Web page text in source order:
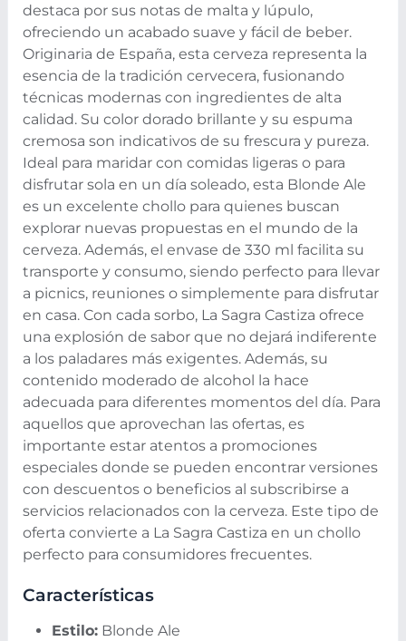
destaca por sus notas de malta y lúpulo,
ofreciendo un acabado suave y fácil de beber.
Originaria de España, esta cerveza representa la
esencia de la tradición cervecera, fusionando
técnicas modernas con ingredientes de alta
calidad. Su color dorado brillante y su espuma
cremosa son indicativos de su frescura y pureza.
Ideal para maridar con comidas ligeras o para
disfrutar sola en un día soleado, esta Blonde Ale
es un excelente chollo para quienes buscan
explorar nuevas propuestas en el mundo de la
cerveza. Además, el envase de 330 ml facilita su
transporte y consumo, siendo perfecto para llevar
a picnics, reuniones o simplemente para disfrutar
en casa. Con cada sorbo, La Sagra Castiza ofrece
una explosión de sabor que no dejará indiferente
a los paladares más exigentes. Además, su
contenido moderado de alcohol la hace
adecuada para diferentes momentos del día. Para
aquellos que aprovechan las ofertas, es
importante estar atentos a promociones
especiales donde se pueden encontrar versiones
con descuentos o beneficios al subscribirse a
servicios relacionados con la cerveza. Este tipo de
oferta convierte a La Sagra Castiza en un chollo
perfecto para consumidores frecuentes.
Características
Estilo: Blonde Ale